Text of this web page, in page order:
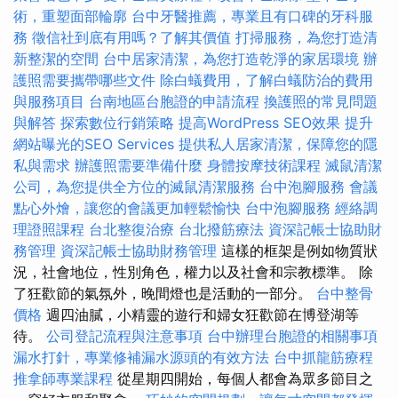
術，重塑面部輪廓 台中牙醫推薦，專業且有口碑的牙科服
務 徵信社到底有用嗎？了解其價值 打掃服務，為您打造清
新整潔的空間 台中居家清潔，為您打造乾淨的家居環境 辦
護照需要攜帶哪些文件 除白蟻費用，了解白蟻防治的費用
與服務項目 台南地區台胞證的申請流程 換護照的常見問題
與解答 探索數位行銷策略 提高WordPress SEO效果 提升
網站曝光的SEO Services 提供私人居家清潔，保障您的隱
私與需求 辦護照需要準備什麼 身體按摩技術課程 滅鼠清潔
公司，為您提供全方位的滅鼠清潔服務 台中泡腳服務 會議
點心外燴，讓您的會議更加輕鬆愉快 台中泡腳服務 經絡調
理證照課程 台北整復治療 台北撥筋療法 資深記帳士協助財
務管理 資深記帳士協助財務管理 這樣的框架是例如物質狀
況，社會地位，性別角色，權力以及社會和宗教標準。 除
了狂歡節的氣氛外，晚間燈也是活動的一部分。 台中整骨
價格 週四油膩，小精靈的遊行和婦女狂歡節在博登湖等
待。 公司登記流程與注意事項 台中辦理台胞證的相關事項
漏水打針，專業修補漏水源頭的有效方法 台中抓龍筋療程
推拿師專業課程 從星期四開始，每個人都會為眾多節目之